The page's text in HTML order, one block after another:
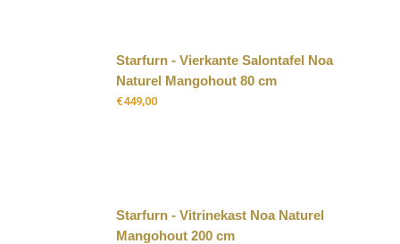
Starfurn - Vierkante Salontafel Noa
Naturel Mangohout 80 cm
€449,00
Starfurn - Vitrinekast Noa Naturel
Mangohout 200 cm